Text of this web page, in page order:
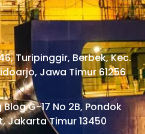
Turipinggir, Berbek, Kec.
Jawa Timur 61256
G-17 No 2B, Pondok
Jakarta Timur 13450